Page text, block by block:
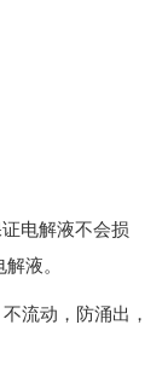
电解液不会损
液。
流动，防涌出，